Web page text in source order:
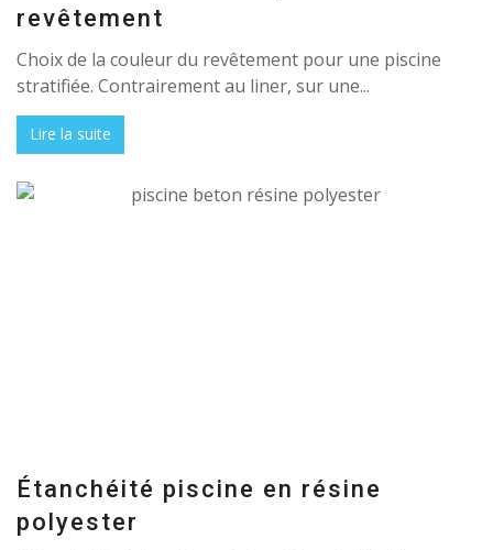
revêtement
Choix de la couleur du revêtement pour une piscine
stratifiée. Contrairement au liner, sur une...
Lire la suite
Étanchéité piscine en résine
polyester